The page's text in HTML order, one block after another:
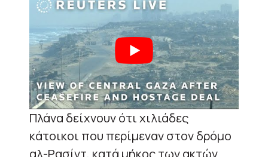
Πλάνα δείχνουν ότι χιλιάδες
κάτοικοι που περίμεναν στον δρόμο
αλ-Ρασίντ, κατά μήκος των ακτών